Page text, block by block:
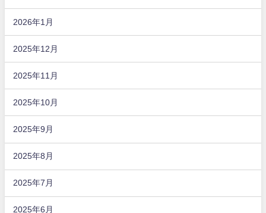
2026年1月
2025年12月
2025年11月
2025年10月
2025年9月
2025年8月
2025年7月
2025年6月